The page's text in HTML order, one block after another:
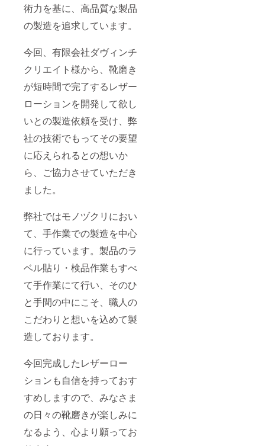
術力を基に、高品質な製品
の製造を追求しています。
今回、有限会社ダヴィンチ
クリエイト様から、靴磨き
が短時間で完了するレザー
ローションを開発して欲し
いとの製造依頼を受け、弊
社の技術でもってその要望
に応えられるとの想いか
ら、ご協力させていただき
ました。
弊社ではモノヅクリにおい
て、手作業での製造を中心
に行っています。製品のラ
ベル貼り・検品作業もすべ
て手作業にて行い、そのひ
と手間の中にこそ、職人の
こだわりと想いを込めて製
造しております。
今回完成したレザーロー
ションも自信を持っておす
すめしますので、みなさま
の日々の靴磨きが楽しみに
なるよう、心より願ってお